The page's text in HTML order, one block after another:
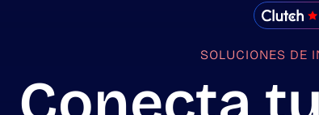
IMADO
SOLUCIONES DE